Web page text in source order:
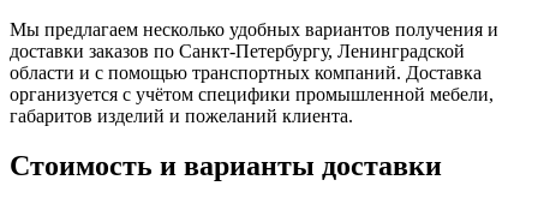
Мы предлагаем несколько удобных вариантов получения и
доставки заказов по Санкт-Петербургу, Ленинградской
области и с помощью транспортных компаний. Доставка
организуется с учётом специфики промышленной мебели,
габаритов изделий и пожеланий клиента.
Стоимость и варианты доставки